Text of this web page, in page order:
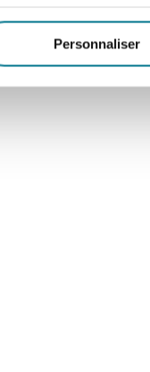
Personnaliser